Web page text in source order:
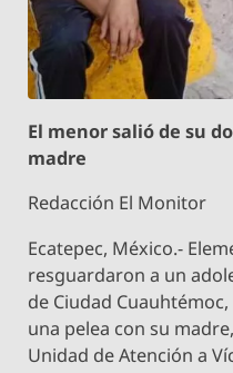
El menor salió de su
madre
Redacción El Monitor
Ecatepec, México.-
resguardaron a un
de Ciudad
una pelea con su
Unidad de Atención a